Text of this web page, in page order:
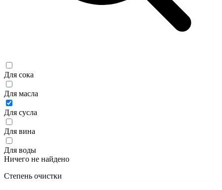
Для сока
Для масла
Для сусла
Для вина
Для воды
Ничего не найдено
Степень очистки